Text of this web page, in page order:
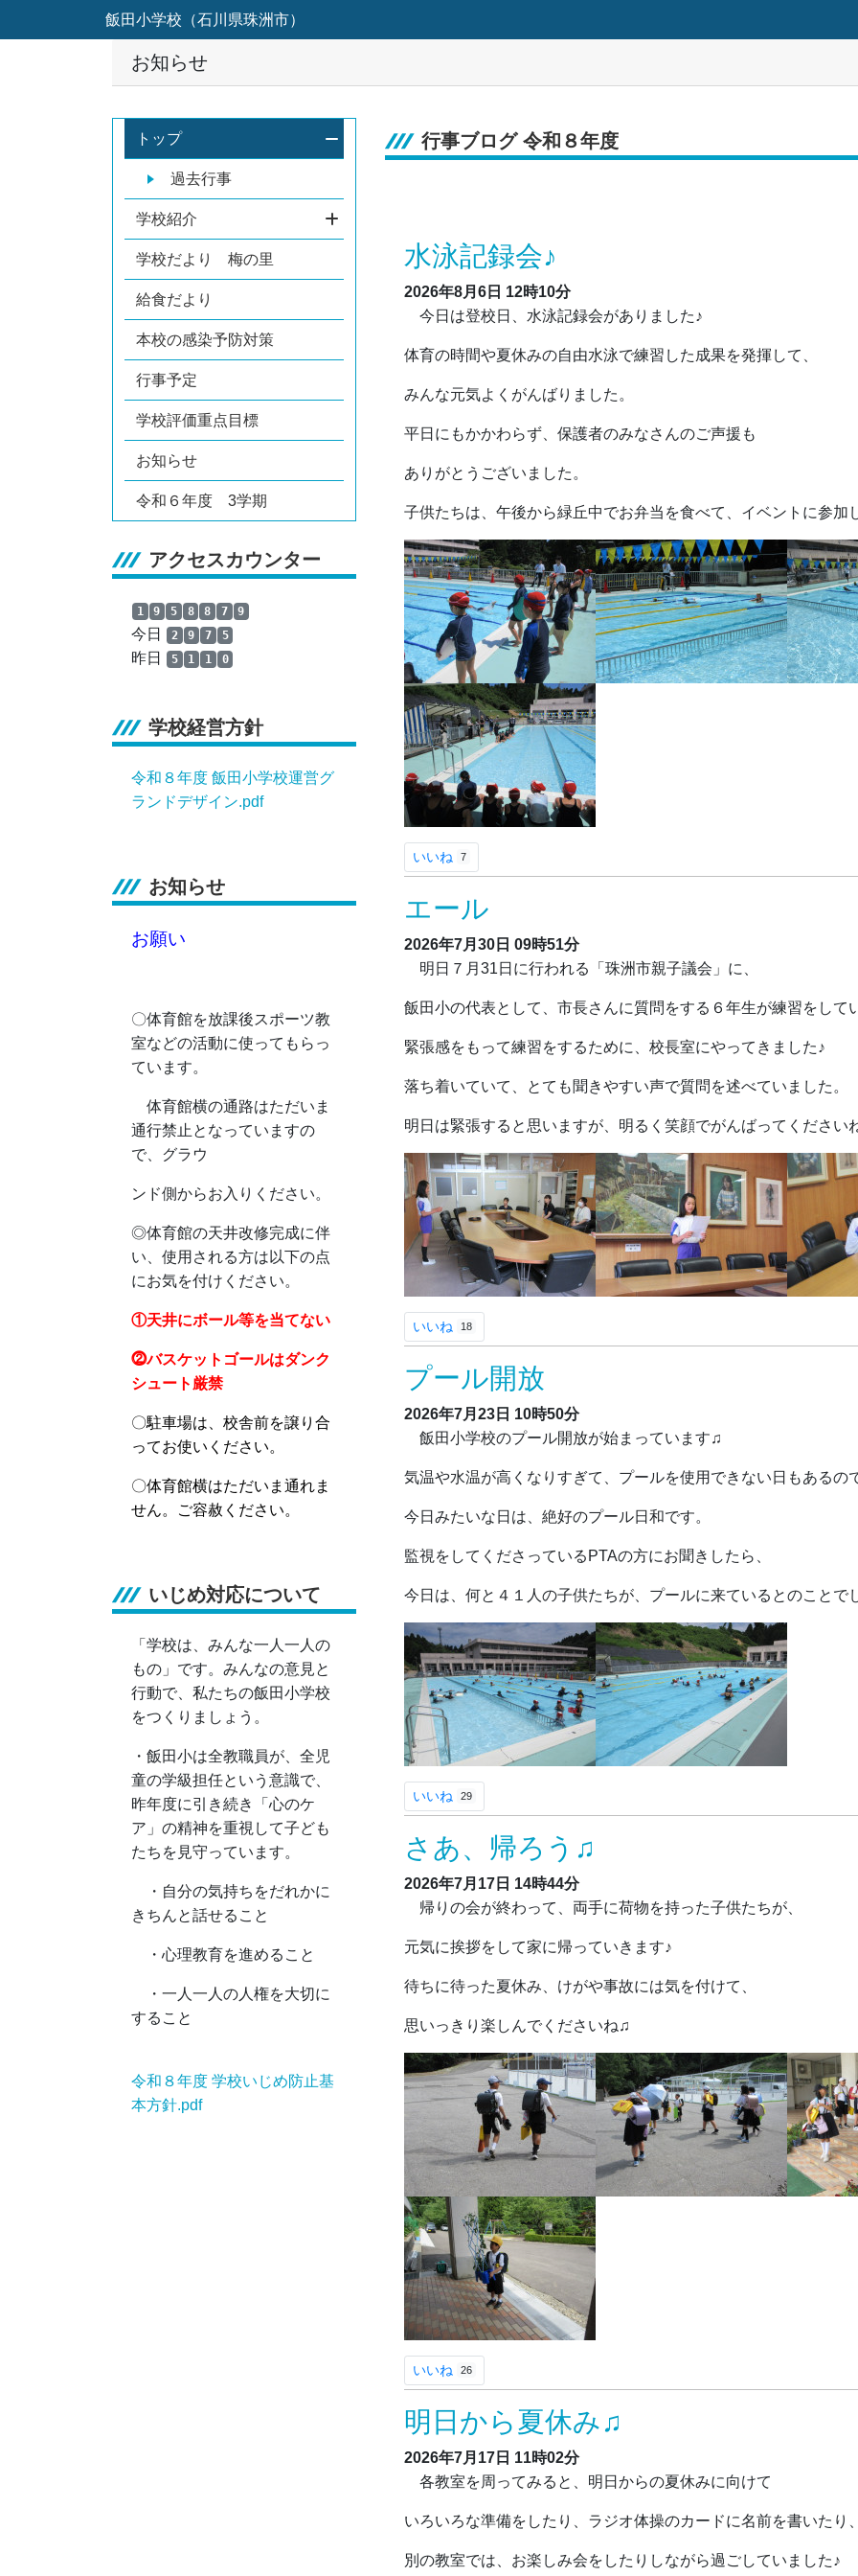
飯田小学校（石川県珠洲市）
お知らせ
トップ
過去行事
学校紹介
学校だより 梅の里
給食だより
本校の感染予防対策
行事予定
学校評価重点目標
お知らせ
令和６年度 3学期
アクセスカウンター
1 9 5 8 8 7 9
今日 2 9 7 5
昨日 5 1 1 0
学校経営方針
令和８年度 飯田小学校運営グ
ランドデザイン.pdf
お知らせ
お願い
〇体育館を放課後スポーツ教
室などの活動に使ってもらっ
ています。
体育館横の通路はただいま
通行禁止となっていますの
で、グラウ
ンド側からお入りください。
◎体育館の天井改修完成に伴
い、使用される方は以下の点
にお気を付けください。
①天井にボール等を当てない
⓶バスケットゴールはダンク
シュート厳禁
〇駐車場は、校舎前を譲り合
ってお使いください。
〇体育館横はただいま通れま
せん。ご容赦ください。
いじめ対応について
「学校は、みんな一人一人の
もの」です。みんなの意見と
行動で、私たちの飯田小学校
をつくりましょう。
・飯田小は全教職員が、全児
童の学級担任という意識で、
昨年度に引き続き「心のケ
ア」の精神を重視して子ども
たちを見守っています。
・自分の気持ちをだれかに
きちんと話せること
・心理教育を進めること
・一人一人の人権を大切に
すること
令和８年度 学校いじめ防止基
本方針.pdf
行事ブログ 令和８年度
水泳記録会♪
2026年8月6日 12時10分
今日は登校日、水泳記録会がありました♪
体育の時間や夏休みの自由水泳で練習した成果を発揮して、
みんな元気よくがんばりました。
平日にもかかわらず、保護者のみなさんのご声援も
ありがとうございました。
子供たちは、午後から緑丘中でお弁当を食べて、イベントに参加
いいね 7
エール
2026年7月30日 09時51分
明日７月31日に行われる「珠洲市親子議会」に、
飯田小の代表として、市長さんに質問をする６年生が練習をして
緊張感をもって練習をするために、校長室にやってきました♪
落ち着いていて、とても聞きやすい声で質問を述べていました。
明日は緊張すると思いますが、明るく笑顔でがんばってください
いいね 18
プール開放
2026年7月23日 10時50分
飯田小学校のプール開放が始まっています♫
気温や水温が高くなりすぎて、プールを使用できない日もあるの
今日みたいな日は、絶好のプール日和です。
監視をしてくださっているPTAの方にお聞きしたら、
今日は、何と４１人の子供たちが、プールに来ているとのことで
いいね 29
さあ、帰ろう♫
2026年7月17日 14時44分
帰りの会が終わって、両手に荷物を持った子供たちが、
元気に挨拶をして家に帰っていきます♪
待ちに待った夏休み、けがや事故には気を付けて、
思いっきり楽しんでくださいね♫
いいね 26
明日から夏休み♫
2026年7月17日 11時02分
各教室を周ってみると、明日からの夏休みに向けて
いろいろな準備をしたり、ラジオ体操のカードに名前を書いたり
別の教室では、お楽しみ会をしたりしながら過ごしていました♪